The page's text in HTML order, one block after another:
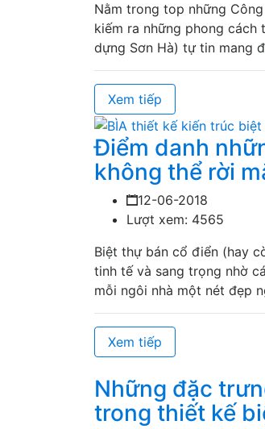
Nằm trong top những
kiếm ra những phong
dựng Sơn Hà) tự tin mang
Xem tiếp
Điểm danh
không thể rời
12-06-2018
Lượt xem: 4565
Biệt thự bán cổ điển (hay
tinh tế và sang trọng nhờ
mỗi ngôi nhà một nét đẹp
Xem tiếp
Những đặc
trong thiết kế